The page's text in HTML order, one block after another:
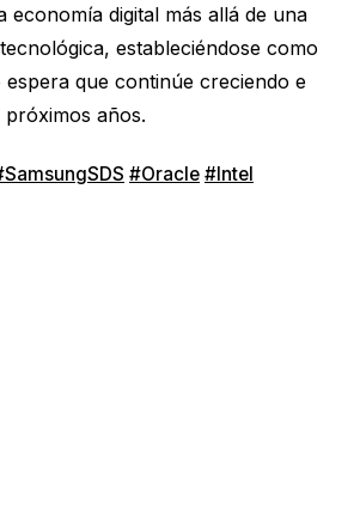
economía digital más allá de una
estableciéndose como
espera que continúe creciendo e
años.
#Oracle #Intel